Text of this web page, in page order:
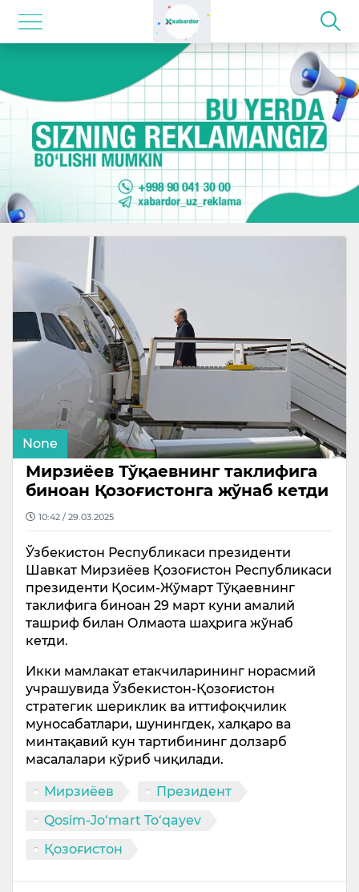
None
Мирзиёев Тўқаевнинг таклифига
биноан Қозоғистонга жўнаб кетди
10:42 / 29.03.2025
Ўзбекистон Республикаси президенти
Шавкат Мирзиёев Қозоғистон Республикаси
президенти Қосим-Жўмарт Тўқаевнинг
таклифига биноан 29 март куни амалий
ташриф билан Олмаота шаҳрига жўнаб
кетди.
Икки мамлакат етакчиларининг норасмий
учрашувида Ўзбекистон-Қозоғистон
стратегик шериклик ва иттифоқчилик
муносабатлари, шунингдек, халқаро ва
минтақавий кун тартибининг долзарб
масалалари кўриб чиқилади.
Мирзиёев
Президент
Qosim-Jo‘mart To‘qayev
Қозоғистон